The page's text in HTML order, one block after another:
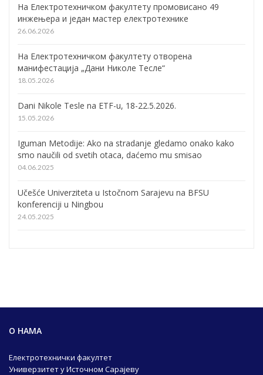
На Електротехничком факултету промовисано 49
инжењера и један мастер електротехнике
26.06.2026
На Електротехничком факултету отворена
манифестација „Дани Николе Тесле“
18.05.2026
Dani Nikole Tesle na ETF-u, 18-22.5.2026.
15.05.2026
Iguman Metodije: Ako na stradanje gledamo onako kako
smo naučili od svetih otaca, daćemo mu smisao
04.06.2025
Učešće Univerziteta u Istočnom Sarajevu na BFSU
konferenciji u Ningbou
24.05.2025
О НАМА
Електротехнички факултет
Универзитет у Источном Сарајеву